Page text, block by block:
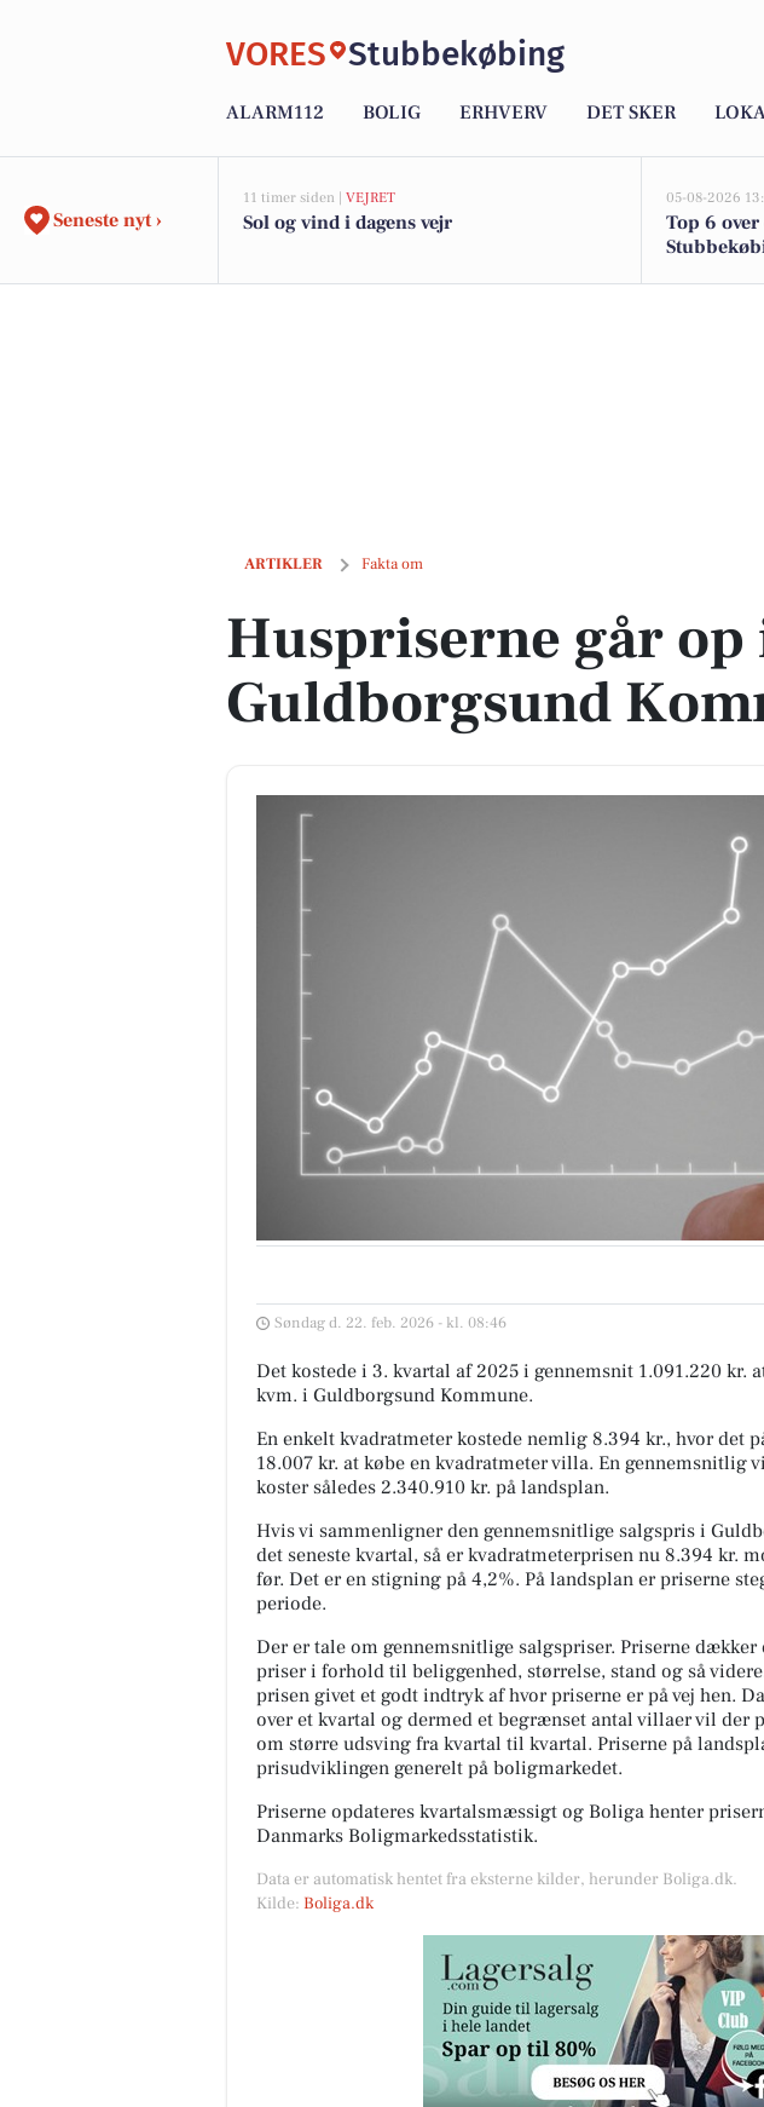
VORES Stubbekøbing
ALARM112 BOLIG ERHVERV DET SKER
Seneste nyt ›
11 timer siden | VEJRET
Sol og vind i dagens vejr
05-08-2026
Top 6
ARTIKLER Fakta om
Huspriserne går op i Guldborgsund Kommune
Huspriserne går op
Guldborgsund
Søndag d. 22. feb. 2026 - kl. 08:46
Det kostede i 3. kvartal af 2025 i gennemsnit 1.091.220 kr.
kvm. i Guldborgsund Kommune.
En enkelt kvadratmeter kostede nemlig 8.394 kr., hvor det
18.007 kr. at købe en kvadratmeter villa. En gennemsnitlig
koster således 2.340.910 kr. på landsplan.
Hvis vi sammenligner den gennemsnitlige salgspris i
det seneste kvartal, så er kvadratmeterprisen nu 8.394 kr.
før. Det er en stigning på 4,2%. På landsplan er priserne
periode.
Der er tale om gennemsnitlige salgspriser. Priserne
priser i forhold til beliggenhed, størrelse, stand og så
prisen givet et godt indtryk af hvor priserne er på vej hen.
over et kvartal og dermed et begrænset antal villaer vil der
om større udsving fra kvartal til kvartal. Priserne på
prisudviklingen generelt på boligmarkedet.
Priserne opdateres kvartalsmæssigt og Boliga henter
Danmarks Boligmarkedsstatistik.
Data er automatisk hentet fra eksterne kilder, herunder Boliga.dk.
Kilde: Boliga.dk